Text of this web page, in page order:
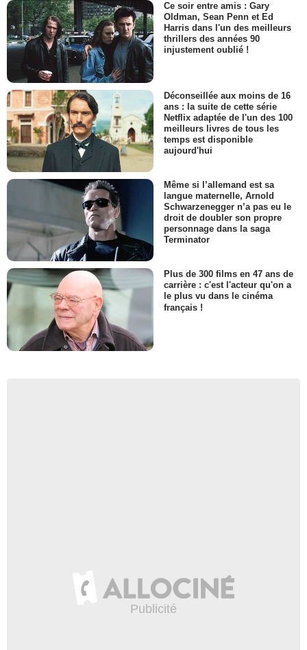
Ce soir entre amis : Gary
Oldman, Sean Penn et Ed
Harris dans l'un des meilleurs
thrillers des années 90
injustement oublié !
Déconseillée aux moins de 16
ans : la suite de cette série
Netflix adaptée de l'un des 100
meilleurs livres de tous les
temps est disponible
aujourd'hui
Même si l’allemand est sa
langue maternelle, Arnold
Schwarzenegger n’a pas eu le
droit de doubler son propre
personnage dans la saga
Terminator
Plus de 300 films en 47 ans de
carrière : c'est l'acteur qu'on a
le plus vu dans le cinéma
français !